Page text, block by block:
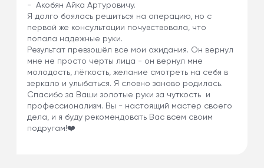
- Акобян Айка Артуровичу.
Я долго боялась решиться на операцию, но с
первой же консультации почувствовала, что
попала надежные руки.
Результат превзошёл все мои ожидания. Он вернул
мне не просто черты лица - он вернул мне
молодость, лёгкость, желание смотреть на себя в
зеркало и улыбаться. Я словно заново родилась.
Спасибо за Ваши золотые руки за чуткость и
профессионализм. Вы - настоящий мастер своего
дела, и я буду рекомендовать Вас всем своим
подругам!❤️